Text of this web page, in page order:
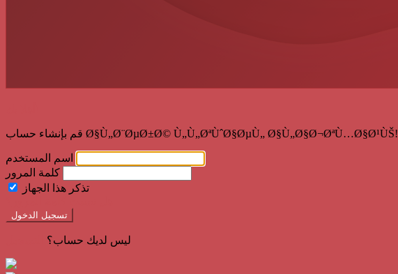
قم بإنشاء حساب Ø§Ù„Ø¨ØµØ±Ø© Ù„Ù„ØªÙˆØ§ØµÙ„ Ø§Ù„Ø§Ø¬ØªÙ…Ø§Ø¹ÙŠ!
اسم المستخدم
كلمة المرور
تذكر هذا الجهاز
تسجيل الدخول
ليس لديك حساب؟